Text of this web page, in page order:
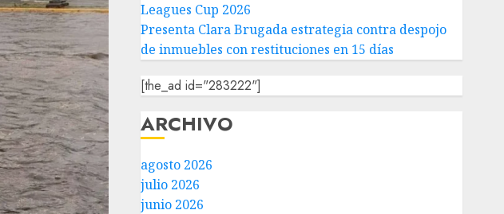
Leagues Cup 2026
Presenta Clara Brugada estrategia contra despojo
de inmuebles con restituciones en 15 días
[the_ad id="283222"]
ARCHIVO
agosto 2026
julio 2026
junio 2026